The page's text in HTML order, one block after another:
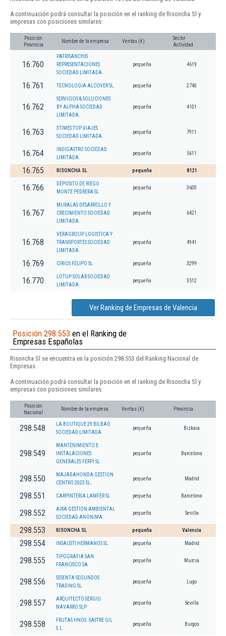
A continuación podrá consultar la posición en el ranking de Risoncha Sl y
empresas con posiciones similares:
Posición
Provincia
Nombre de la empresa Ventas (€)
Sector
Actividad
16.760
PATRISANCHIS
REPRESENTACIONES
SOCIEDAD LIMITADA.
pequeña 4619
16.761 TECNOLOGIA ALCOVER SL. pequeña 2740
16.762
SERVICIOS & SOLUCIONES
BY ALPHA SOCIEDAD
LIMITADA.
pequeña 4101
16.763
3TIMES TOP VIAJES
SOCIEDAD LIMITADA.
pequeña 7911
16.764
INDIGASTRO SOCIEDAD
LIMITADA.
pequeña 5611
16.765 RISONCHA SL pequeña 8121
16.766
DEPOSITO DE RIEGO
MONTE PEDRERA SL
pequeña 3600
16.767
MURALAS DESARROLLO Y
CRECIMIENTO SOCIEDAD
LIMITADA.
pequeña 6421
16.768
VERAGROUP LOGISTICA Y
TRANSPORTES SOCIEDAD
LIMITADA.
pequeña 4941
16.769 CIRIOS FELIPO SL pequeña 3299
16.770
LOTUP SOLAR SOCIEDAD
LIMITADA.
pequeña 3512
Ver Ranking de Empresas de Valencia
Posición 298.553 en el Ranking de
Empresas Españolas
Risoncha Sl se encuentra en la posición 298.553 del Ranking Nacional de
Empresas.
A continuación podrá consultar la posición en el ranking de Risoncha Sl y
empresas con posiciones similares:
Posición
Nacional
Nombre de la empresa Ventas (€) Provincia
298.548
LA BOUTIQUE 29 BILBAO
SOCIEDAD LIMITADA.
pequeña Bizkaia
298.549
MANTENIMIENTO E
INSTALACIONES
GENERALES FERPI SL
pequeña Barcelona
298.550
MAJADAHONDA GESTION
CENTRO 2023 SL.
pequeña Madrid
298.551 CARPINTERIA LAMFER SL pequeña Barcelona
298.552
AIRA GESTION AMBIENTAL
SOCIEDAD ANONIMA.
pequeña Sevilla
298.553 RISONCHA SL pequeña Valencia
298.554 INSAUSTI HERMANOS SL pequeña Madrid
298.555
TIPOGRAFIA SAN
FRANCISCO SA
pequeña Murcia
298.556
SESENTA SEGUNDOS
TRADING SL.
pequeña Lugo
298.557
ARQUITECTO-SERGIO
NAVARRO SLP
pequeña Sevilla
298.558
FRUTAS HNOS. SASTRE GIL
S.L.
pequeña Burgos